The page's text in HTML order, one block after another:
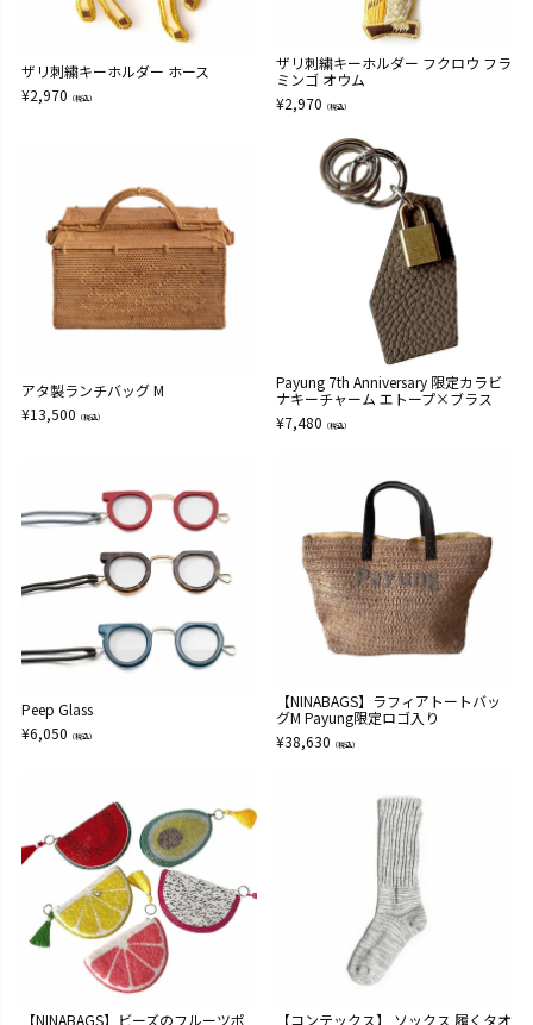
ザリ刺繍キーホルダー ホース
¥2,970 （税込）
ザリ刺繍キーホルダー フクロウ フラ
ミンゴ オウム
¥2,970 （税込）
アタ製ランチバッグ M
¥13,500 （税込）
Payung 7th Anniversary 限定カラビ
ナキーチャーム エトープ×ブラス
¥7,480 （税込）
Peep Glass
¥6,050 （税込）
【NINABAGS】ラフィアトートバッ
グM Payung限定ロゴ入り
¥38,630 （税込）
【NINABAGS】ビーズのフルーツポ
【コンテックス】 ソックス 履くタオ